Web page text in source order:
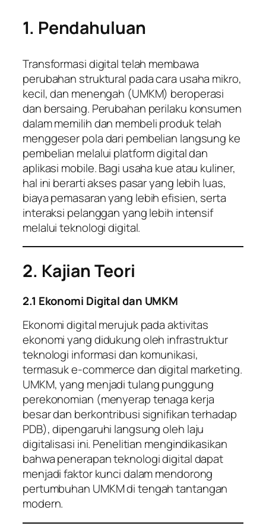
1. Pendahuluan
Transformasi digital telah membawa
perubahan struktural pada cara usaha mikro,
kecil, dan menengah (UMKM) beroperasi
dan bersaing. Perubahan perilaku konsumen
dalam memilih dan membeli produk telah
menggeser pola dari pembelian langsung ke
pembelian melalui platform digital dan
aplikasi mobile. Bagi usaha kue atau kuliner,
hal ini berarti akses pasar yang lebih luas,
biaya pemasaran yang lebih efisien, serta
interaksi pelanggan yang lebih intensif
melalui teknologi digital.
2. Kajian Teori
2.1 Ekonomi Digital dan UMKM
Ekonomi digital merujuk pada aktivitas
ekonomi yang didukung oleh infrastruktur
teknologi informasi dan komunikasi,
termasuk e-commerce dan digital marketing.
UMKM, yang menjadi tulang punggung
perekonomian (menyerap tenaga kerja
besar dan berkontribusi signifikan terhadap
PDB), dipengaruhi langsung oleh laju
digitalisasi ini. Penelitian mengindikasikan
bahwa penerapan teknologi digital dapat
menjadi faktor kunci dalam mendorong
pertumbuhan UMKM di tengah tantangan
modern.